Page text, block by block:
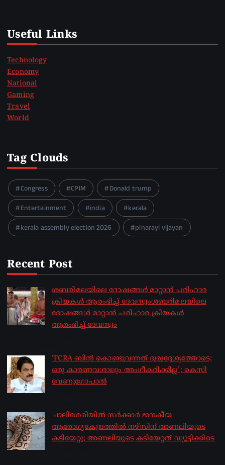
Useful Links
Technology
Economy
National
Gaming
Travel
World
Tag Clouds
Congress CPIM
Donald trump
Entertainment
india
kerala
kerala assembly election 2026
pinarayi vijayan
Recent Post
ശബരിമലയിലെ ദോഷങ്ങൾ മാറ്റാൻ പരിഹാര
ക്രിയകൾ ആരംഭിച്ച് ദേവസ്വംശബരിമലയിലെ
ദോഷങ്ങൾ മാറ്റാൻ പരിഹാര ക്രിയകൾ
ആരംഭിച്ച് ദേവസ്വം
‘FCRA ബിൽ കൊണ്ടുവന്നത് ദുരുദ്ദേശ്യത്തോടെ;
ഒരു കാരണവശാലും അം​ഗീകരിക്കില്ല’; കെസി
വേണു​ഗോപാൽ
ചാലിശേരിയില്‍ സര്‍ക്കാര്‍ ജനകീയ
ആരോഗ്യകേന്ദ്രത്തില്‍ നഴ്സിന് അണലിയുടെ
കടിയേറ്റു; അണലിയുടെ കടിയേറ്റത് ഡ്യൂട്ടിക്കിടെ